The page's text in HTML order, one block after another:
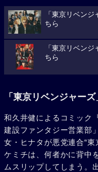
京卍曾に立ち向かうこ
「東京リベン
ちら
「東京リベン
ちら
「東京リベンジャー
和久井健によるコミック
建設ファンタジー営業部
女・ヒナタが悪党連合“
ケミチは、何者かに背中
ムスリップしてしまう。